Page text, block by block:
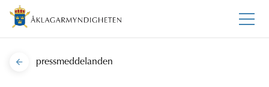
pressmeddelanden